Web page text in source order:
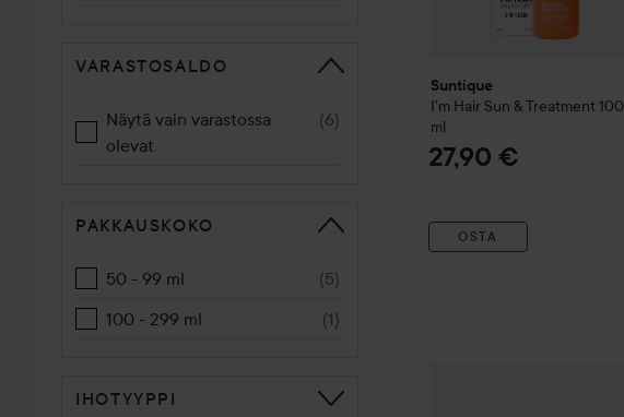
VARASTOSALDO
Näytä vain varastossa
olevat
(6)
PAKKAUSKOKO
50 - 99 ml (5)
100 - 299 ml
(1)
IHOTYYPPI
Suntique
I'm Hair Sun & Treatment 100
ml
27,90 €
OSTA